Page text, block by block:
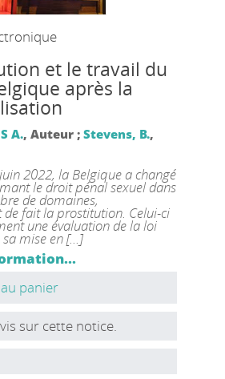
et le travail du
après la
A., Auteur ; Stevens, B.,
2022, la Belgique a changé
le droit pénal sexuel dans
de domaines,
fait la prostitution. Celui-ci
une évaluation de la loi
mise en [...]
panier
sur cette notice.